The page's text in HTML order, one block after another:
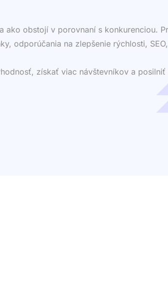
obstojí v porovnaní s konkurenciou.
odporúčania na zlepšenie rýchlosti,
získať viac návštevníkov a posilniť